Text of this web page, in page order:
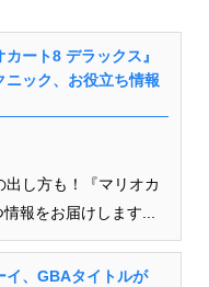
カート8 デラックス』
ニック、お役立ち情報
し方も！『マリオカ
報をお届けします...
イ、GBAタイトルが